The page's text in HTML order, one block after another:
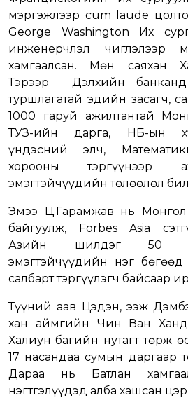
мэргэжлээр cum laude
George Washington Их
инженерчлэл чиглэлээр
хамгаалсан. Мөн саяхан
Тэрээр Дэлхийн
туршлагатай эдийн засагч,
1000 гаруй ажилтантай
ТУЗ-ийн дарга, НҮБ-ын
үндэсний элч,
хорооны тэргүүнээр
эмэгтэйчүүдийн төлөөлөл
Эмээ Ц.Гарамжав нь
байгуулж, Forbes Asia
Азийн шилдэг 50
эмэгтэйчүүдийн нэг
салбарт тэргүүлэгч байсаар
Түүний аав Цэдэн, ээж
хан аймгийн Чин Ван
Халиун багийн нутагт төрж
17 насандаа сумын даргаар
Дараа нь Батлан
нэгтгэлүүдэд алба хашсан